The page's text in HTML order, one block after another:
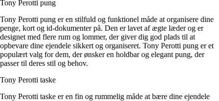
Tony Perotti pung
Tony Perotti pung er en stilfuld og funktionel måde at organisere dine
penge, kort og id-dokumenter på. Den er lavet af ægte læder og er
designet med flere rum og lommer, der giver dig god plads til at
opbevare dine ejendele sikkert og organiseret. Tony Perotti pung er et
populært valg for dem, der ønsker en holdbar og elegant pung, der
passer til deres stil og behov.
Tony Perotti taske
Tony Perotti taske er en fin og rummelig måde at bære dine ejendele